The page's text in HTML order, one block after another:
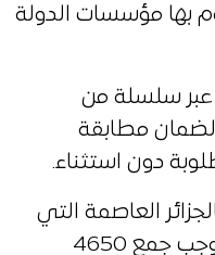
بها مؤسسات الدولة
عبر سلسلة من
لضمان مطابقة
دون استثناء.
العاصمة التي
تتوفر على 31 مقعدًا، ما يستوجب جمع 4650